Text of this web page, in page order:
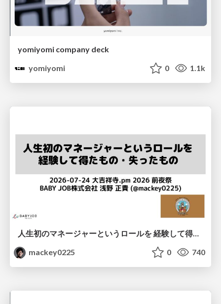
yomiyomi company deck
yomiyomi
0 1.1k
人生初のマネージャーというロールを 経験して得たもの・失ったもの / Reflections on My First Manager Role
mackey0225
0 740